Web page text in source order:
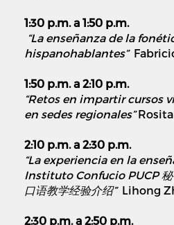
1:30 p.m. a 1:50 p.m.
“La enseñanza de la
hispanohablantes”
1:50 p.m. a 2:10 p.m.
“Retos en impartir cursos
en sedes regionales”
2:10 p.m. a 2:30 p.m.
“La experiencia en la
Instituto Confucio PUCP 秘
口语教学经验介绍”Lihong
2:30 p.m. a 2:50 p.m.